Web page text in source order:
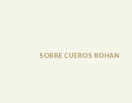
SOBRE CUEROS ROHAN